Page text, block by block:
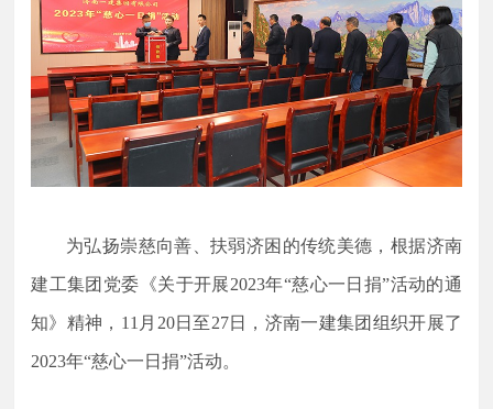
为弘扬崇慈向善、扶弱济困的传统美德，根据济南
建工集团党委《关于开展2023年“慈心一日捐”活动的通
知》 精神， 11月20日至27日，济南一建集团组织开展了
2023年“慈心一日捐”活动。